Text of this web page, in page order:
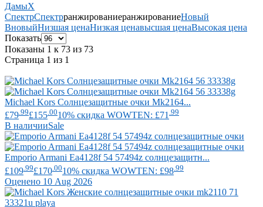
ДамыX
СпектрСпектрранжированиеранжированиеНовый
ВновыйНизшая ценаНизкая ценавысшая ценаВысокая цена
Показать
Показаны 1 к 73 из 73
Страница 1 из 1
Michael Kors Солнцезащитные очки Mk2164...
£79 .99£155 .0010% скидка WOWTEN: £71 .99
В наличииSale
Emporio Armani Ea4128f 54 57494z солнцезащитн...
£109 .99£170 .0010% скидка WOWTEN: £98 .99
Оценено 10 Aug 2026